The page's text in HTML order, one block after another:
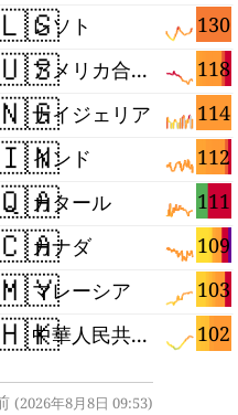
130
レソト
118
アメリカ合衆国
114
ナイジェリア
112
インド
111
カタール
109
カナダ
103
マレーシア
102
中華人民共和国香港特別行政区
(2026年8月8日 09:53)